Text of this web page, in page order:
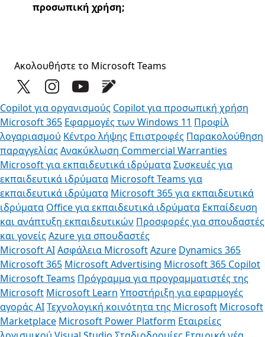
προσωπική χρήση;
Ακολουθήστε το Microsoft Teams
Copilot για οργανισμούς Copilot για προσωπική χρήση
Microsoft 365 Εφαρμογές των Windows 11 Προφίλ
λογαριασμού Κέντρο λήψης Επιστροφές Παρακολούθηση
παραγγελίαςΑνακύκλωση Commercial Warranties
Microsoft για εκπαιδευτικά ιδρύματαΣυσκευές για
εκπαιδευτικά ιδρύματα Microsoft Teams για
εκπαιδευτικά ιδρύματα Microsoft 365 για εκπαιδευτικά
ιδρύματα Office για εκπαιδευτικά ιδρύματα Εκπαίδευση
και ανάπτυξη εκπαιδευτικών Προσφορές για σπουδαστές
και γονείςAzure για σπουδαστές
Microsoft AIΑσφάλεια MicrosoftAzure Dynamics 365
Microsoft 365 Microsoft Advertising Microsoft 365 Copilot
Microsoft Teams Πρόγραμμα για προγραμματιστές της
Microsoft Microsoft Learn Υποστήριξη για εφαρμογές
αγοράς AIΤεχνολογική κοινότητα της Microsoft Microsoft
Marketplace Microsoft Power Platform Εταιρείες